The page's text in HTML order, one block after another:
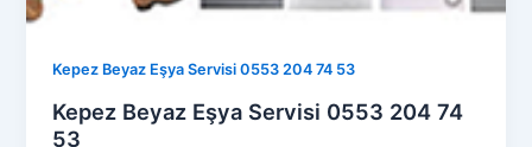
Kepez Beyaz Eşya Servisi 0553 204 74 53
Kepez Beyaz Eşya Servisi 0553 204 74
53